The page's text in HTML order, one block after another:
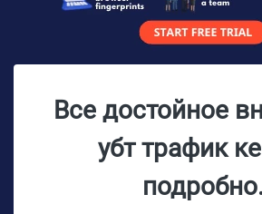
Все достойное
убт трафик